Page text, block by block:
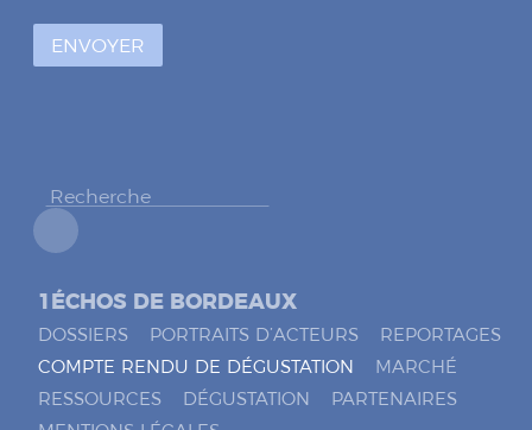
à
ENVOYER
1ÉCHOS DE BORDEAUX
DOSSIERS PORTRAITS D’ACTEURS
REPORTAGES
COMPTE RENDU DE DÉGUSTATION
MARCHÉ
RESSOURCES
DÉGUSTATION
PARTENAIRES